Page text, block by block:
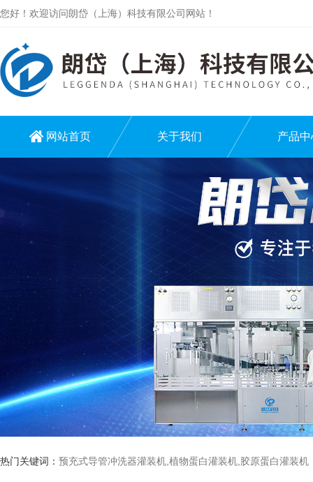
您好！欢迎访问朗岱（上海）科技有限公司网站！
网站首页 关于我们 产品中
热门关键词： 预充式导管冲洗器灌装机,植物蛋白灌装机,胶原蛋白灌装机